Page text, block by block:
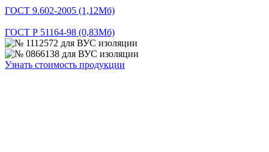
ГОСТ 9.602-2005 (1,12Мб)
ГОСТ Р 51164-98 (0,83Мб)
Узнать стоимость продукции